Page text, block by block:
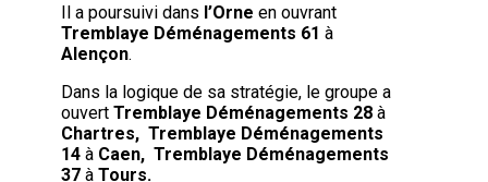
Il a poursuivi dans l’Orne en ouvrant
Tremblaye Déménagements 61 à
Alençon.
Dans la logique de sa stratégie, le groupe a
ouvert Tremblaye Déménagements 28 à
Chartres, Tremblaye Déménagements
14 à Caen, Tremblaye Déménagements
37 à Tours.